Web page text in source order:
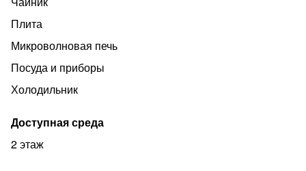
Плита
Микроволновая печь
Посуда и приборы
Холодильник
Доступная среда
2 этаж